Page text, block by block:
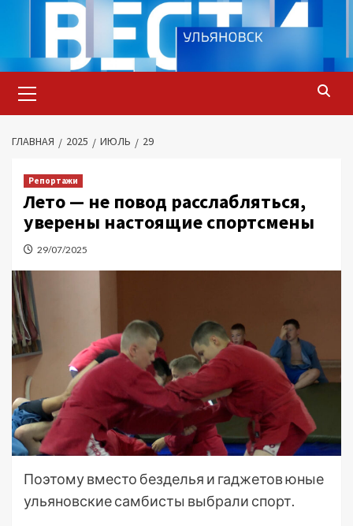
содержимому
меню
ГЛАВНАЯ 2025 ИЮЛЬ 29
Репортажи
Лето — не повод расслабляться,
уверены настоящие спортсмены
29/07/2025
Поэтому вместо безделья и гаджетов юные
ульяновские самбисты выбрали спорт.